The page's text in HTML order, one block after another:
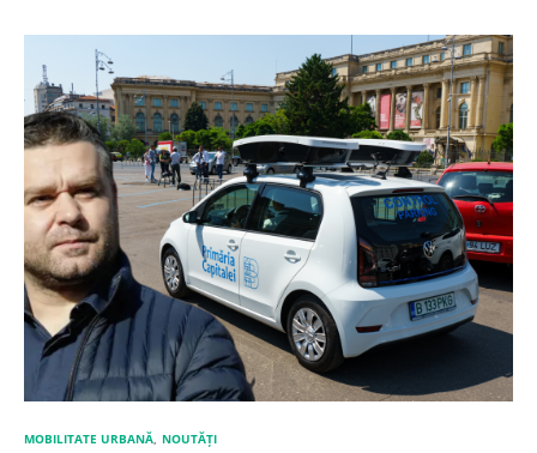
MOBILITATE URBANĂ NOUTĂȚI